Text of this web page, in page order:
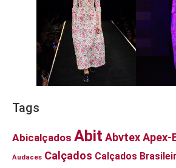
Tags
Abicalçados Abit AbvtexApex-
Audaces Calçados Calçados